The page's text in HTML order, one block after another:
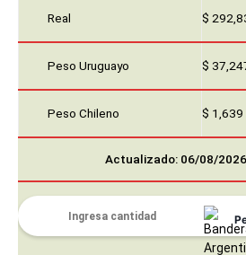
Real $
Peso Uruguayo $
Peso Chileno $ 1,639
Actualizado: 06/08/